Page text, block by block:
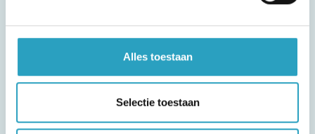
Alles toestaan
Selectie toestaan
Benieuwd naar de mogelijkheden bij
AxionContinu, team recruitment staat voor je
klaar! We horen graag wie je bent en waar je naar
op zoek bent. Samen kijken we naar de
mogelijkheden.